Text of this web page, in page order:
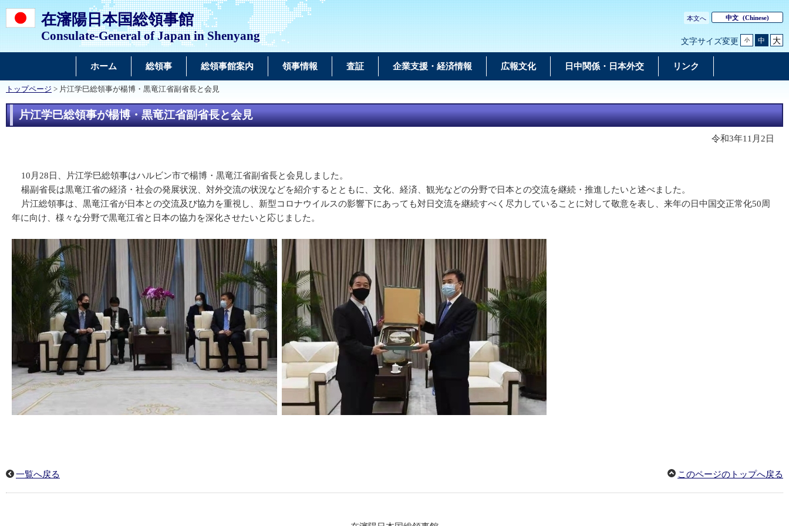
在瀋陽日本国総領事館
Consulate-General of Japan in Shenyang
本文へ 中文 (Chinese)
文字サイズ変更 小 中 大
ホーム 総領事 総領事館案内 領事情報 査証 企業支援・経済情報 広報文化 日中関係・日本外交 リンク
トップページ > 片江学巳総領事が楊博・黒竜江省副省長と会見
片江学巳総領事が楊博・黒竜江省副省長と会見
令和3年11月2日
10月28日、片江学巳総領事はハルビン市で楊博・黒竜江省副省長と会見しました。
楊副省長は黒竜江省の経済・社会の発展状況、対外交流の状況などを紹介するとともに、文化、経済、観光などの分野で日本との交流を継続・推進したいと述べました。
片江総領事は、黒竜江省が日本との交流及び協力を重視し、新型コロナウイルスの影響下にあっても対日交流を継続すべく尽力していることに対して敬意を表し、来年の日中国交正常化50周
年に向け、様々な分野で黒竜江省と日本の協力を深化させたいと応じました。
一覧へ戻る このページのトップへ戻る